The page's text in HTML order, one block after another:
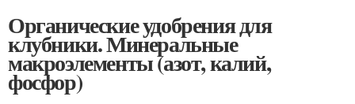
Органические удобрения для
клубники. Минеральные
макроэлементы (азот, калий,
фосфор)